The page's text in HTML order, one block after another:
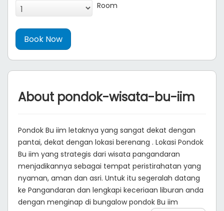
Room
About pondok-wisata-bu-iim
Pondok Bu iim letaknya yang sangat dekat dengan
pantai, dekat dengan lokasi berenang . Lokasi Pondok
Bu iim yang strategis dari wisata pangandaran
menjadikannya sebagai tempat peristirahatan yang
nyaman, aman dan asri. Untuk itu segeralah datang
ke Pangandaran dan lengkapi keceriaan liburan anda
dengan menginap di bungalow pondok Bu iim